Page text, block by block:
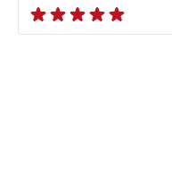
ratings.NaN